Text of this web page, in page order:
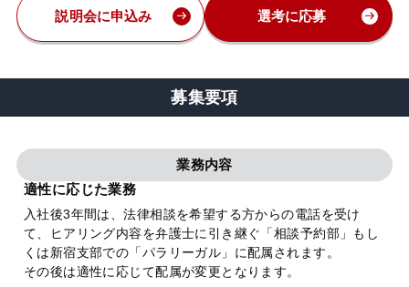
説明会に申込み 選考に応募
募集要項
業務内容
適性に応じた業務
入社後3年間は、法律相談を希望する方からの電話を受け
て、ヒアリング内容を弁護士に引き継ぐ「相談予約部」もし
くは新宿支部での「パラリーガル」に配属されます。
その後は適性に応じて配属が変更となります。
お知らせ
特設サイト